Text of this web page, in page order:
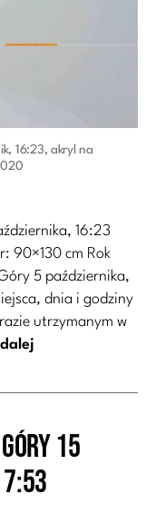
16:23, akryl na
16:23
90×130 cm Rok
5 października,
dnia i godziny
utrzymanym w
15